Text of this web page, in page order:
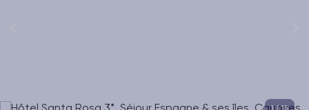
1/ 15